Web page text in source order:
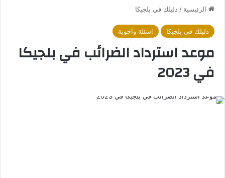
الرئيسية / دليلك في بلجيكا
دليلك في بلجيكا اسئلة واجوبة
موعد استرداد الضرائب في بلجيكا
في 2023